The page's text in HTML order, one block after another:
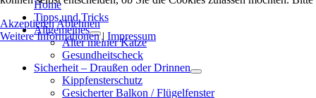
Home
Tipps und Tricks
Allgemeines
Alter meiner Katze
Gesundheitscheck
Sicherheit – Draußen oder Drinnen
Kippfensterschutz
Gesicherter Balkon / Flügelfenster
AkzeptierenAblehnen
Weitere Informationen| Impressum